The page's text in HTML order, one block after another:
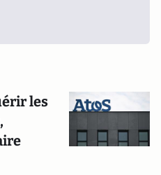
les